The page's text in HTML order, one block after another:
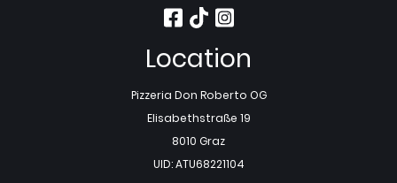
Location
Pizzeria Don Roberto OG
Elisabethstraße 19
8010 Graz
UID: ATU68221104